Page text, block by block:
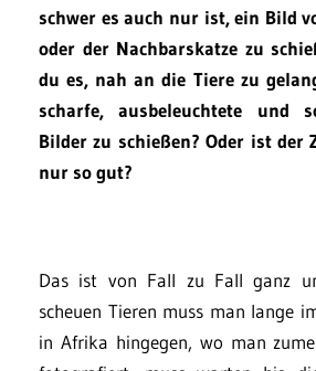
schwer es auch nur ist, ein Bild
oder der Nachbarskatze zu
du es, nah an die Tiere zu
scharfe, ausbeleuchtete und
Bilder zu schießen? Oder ist der
nur so gut?
Das ist von Fall zu Fall ganz
scheuen Tieren muss man lange
in Afrika hingegen, wo man